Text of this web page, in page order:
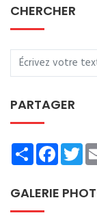
CHERCHER
PARTAGER
Share
GALERIE